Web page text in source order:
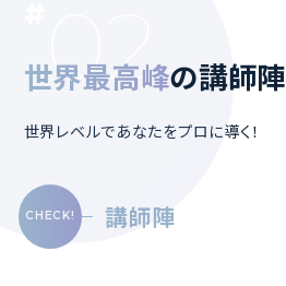
02
世界最高峰の講師陣
世界レベルであなたをプロに導く！
講師陣